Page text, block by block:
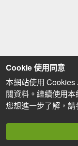
Cookie 使用同意
本網站使用
關資料。繼續使用
您想進一步了解，請